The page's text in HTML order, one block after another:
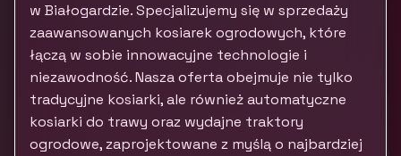
w Białogardzie. Specjalizujemy się w sprzedaży
zaawansowanych kosiarek ogrodowych, które
łączą w sobie innowacyjne technologie i
niezawodność. Nasza oferta obejmuje nie tylko
tradycyjne kosiarki, ale również automatyczne
kosiarki do trawy oraz wydajne traktory
ogrodowe, zaprojektowane z myślą o najbardziej